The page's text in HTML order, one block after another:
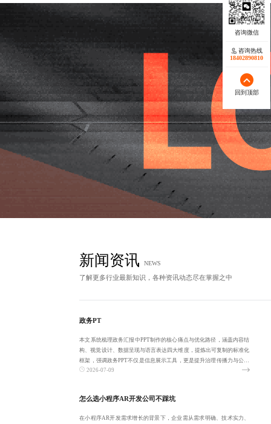
新闻资讯 NEWS
了解更多行业最新知识，各种资讯动态尽在掌握之中
政务PT
本文系统梳理政务汇报中PPT制作的核心痛点与优化路径，涵盖内容结
构、视觉设计、数据呈现与语言表达四大维度，提炼出可复制的标准化
框架，强调政务PPT不仅是信息展示工具，更是提升治理传播力与公信
力的关键载
2026-07-09
怎么选小程序AR开发公司不踩坑
在小程序AR开发需求增长的背景下，企业需从需求明确、技术实力、
咨询热线
17723342546
回到顶部
咨询热线
18402890810
回到顶部